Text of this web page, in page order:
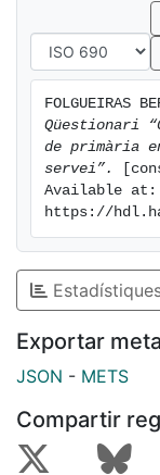
Qüestionari
de primària
servei”.
Available at:
https://
Exportar
JSON - METS
Compartir